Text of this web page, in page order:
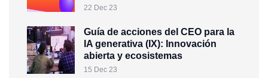
22 Dec 23
Guía de acciones del CEO para la
IA generativa (IX): Innovación
abierta y ecosistemas
15 Dec 23